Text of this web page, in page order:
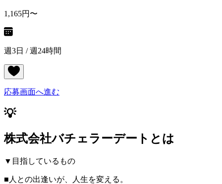
1,165円〜
週3日 / 週24時間
応募画面へ進む
💡
株式会社バチェラーデートとは
▼目指しているもの
■人との出逢いが、人生を変える。